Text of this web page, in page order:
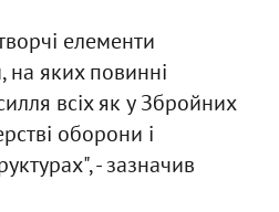
елементи
яких повинні
всіх як у Збройних
оборони і
- зазначив